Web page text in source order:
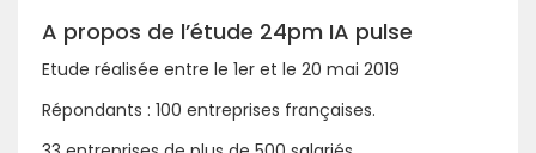
A propos de l’étude 24pm IA pulse
Etude réalisée entre le 1er et le 20 mai 2019
Répondants : 100 entreprises françaises.